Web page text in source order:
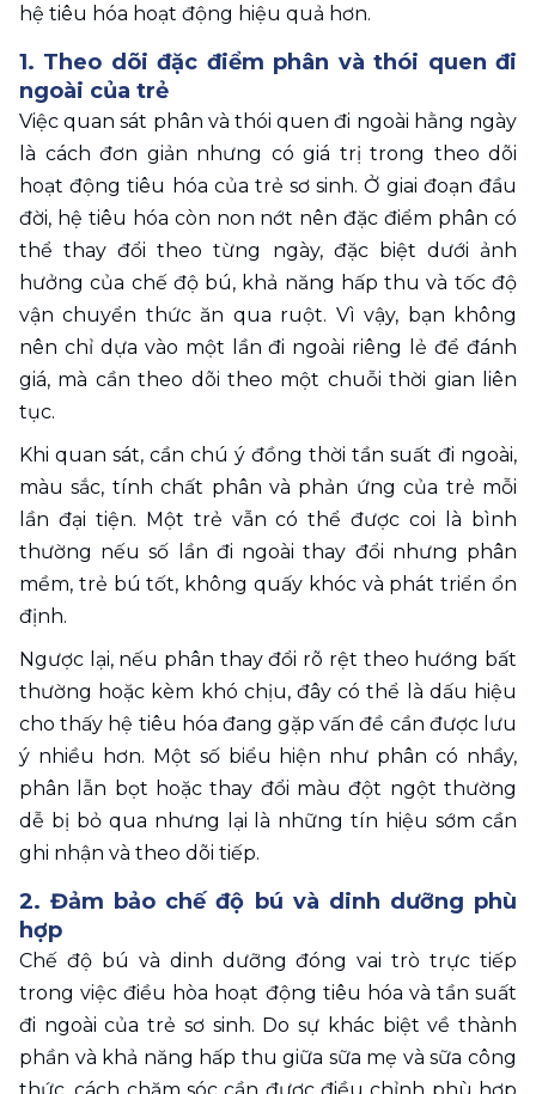
hệ tiêu hóa hoạt động hiệu quả hơn.
1. Theo dõi đặc điểm phân và thói quen đi
ngoài của trẻ
Việc quan sát phân và thói quen đi ngoài hằng ngày
là cách đơn giản nhưng có giá trị trong theo dõi
hoạt động tiêu hóa của trẻ sơ sinh. Ở giai đoạn đầu
đời, hệ tiêu hóa còn non nớt nên đặc điểm phân có
thể thay đổi theo từng ngày, đặc biệt dưới ảnh
hưởng của chế độ bú, khả năng hấp thu và tốc độ
vận chuyển thức ăn qua ruột. Vì vậy, bạn không
nên chỉ dựa vào một lần đi ngoài riêng lẻ để đánh
giá, mà cần theo dõi theo một chuỗi thời gian liên
tục.
Khi quan sát, cần chú ý đồng thời tần suất đi ngoài,
màu sắc, tính chất phân và phản ứng của trẻ mỗi
lần đại tiện. Một trẻ vẫn có thể được coi là bình
thường nếu số lần đi ngoài thay đổi nhưng phân
mềm, trẻ bú tốt, không quấy khóc và phát triển ổn
định.
Ngược lại, nếu phân thay đổi rõ rệt theo hướng bất
thường hoặc kèm khó chịu, đây có thể là dấu hiệu
cho thấy hệ tiêu hóa đang gặp vấn đề cần được lưu
ý nhiều hơn. Một số biểu hiện như phân có nhầy,
phân lẫn bọt hoặc thay đổi màu đột ngột thường
dễ bị bỏ qua nhưng lại là những tín hiệu sớm cần
ghi nhận và theo dõi tiếp.
2. Đảm bảo chế độ bú và dinh dưỡng phù
hợp
Chế độ bú và dinh dưỡng đóng vai trò trực tiếp
trong việc điều hòa hoạt động tiêu hóa và tần suất
đi ngoài của trẻ sơ sinh. Do sự khác biệt về thành
phần và khả năng hấp thu giữa sữa mẹ và sữa công